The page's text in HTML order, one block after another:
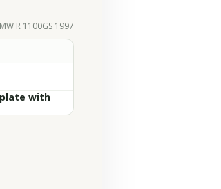
R 1100GS 1997
with